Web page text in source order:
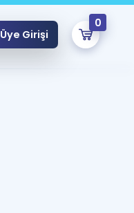
Üye Girişi
0